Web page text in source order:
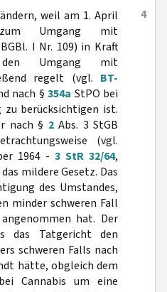
4
weil am 1. April
Umgang mit
I Nr. 109) in Kraft
Umgang mit
regelt (vgl. BT-
nach §354a StPO bei
zu berücksichtigen ist.
nach § 2Abs. 3 StGB
(vgl.
1964 - 3 StR 32/64,
mildere Gesetz. Das
des Umstandes,
minder schweren Fall
hat. Der
das Tatgericht den
schweren Falls nach
hätte, obgleich dem
Cannabis um eine